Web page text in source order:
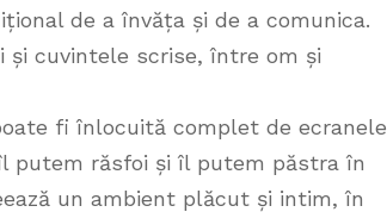
de a învăța și de a comunica.
și cuvintele scrise, între om și
fi înlocuită complet de ecranele
putem răsfoi și îl putem păstra în
un ambient plăcut și intim, în